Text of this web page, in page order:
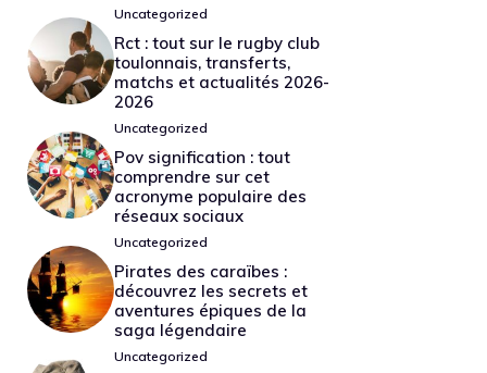
Uncategorized
Rct : tout sur le rugby club
toulonnais, transferts,
matchs et actualités 2026-
2026
Uncategorized
Pov signification : tout
comprendre sur cet
acronyme populaire des
réseaux sociaux
Uncategorized
Pirates des caraïbes :
découvrez les secrets et
aventures épiques de la
saga légendaire
Uncategorized